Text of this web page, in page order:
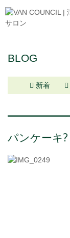
BLOG
新着
パンケーキ?